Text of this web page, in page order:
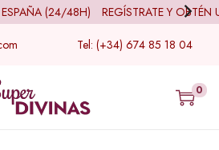
(24/48H) REGÍSTRATE Y OBTÉN
Tel: (+34) 674 85 18 04
0